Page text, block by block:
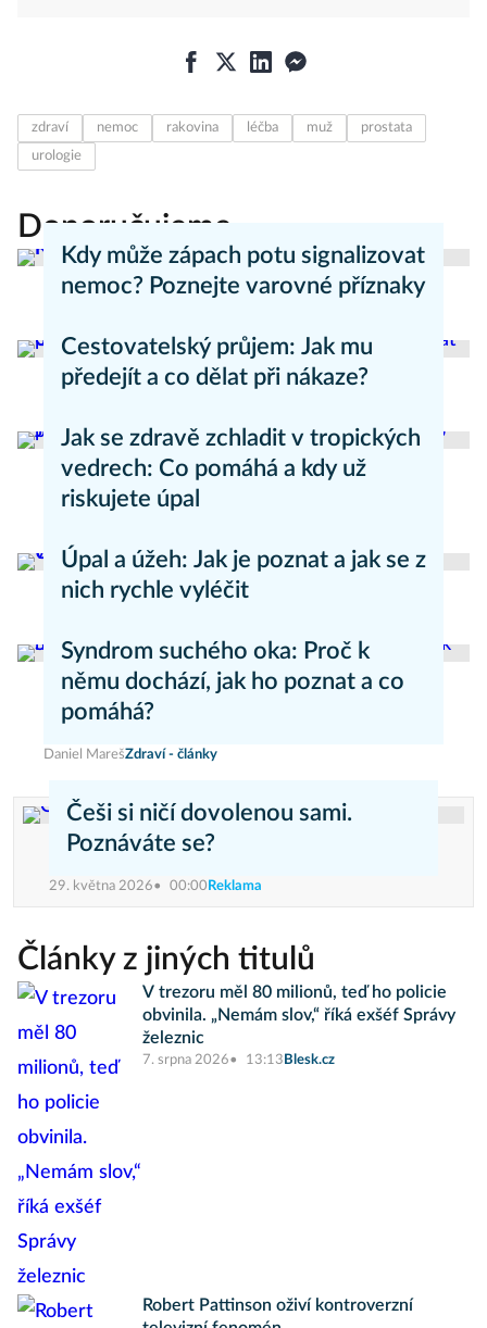
zdraví nemoc rakovina léčba muž
prostata
urologie
Doporučujeme
Kdy může zápach potu signalizovat
nemoc? Poznejte varovné příznaky
Cestovatelský průjem: Jak mu
předejít a co dělat při nákaze?
Jak se zdravě zchladit v tropických
vedrech: Co pomáhá a kdy už
riskujete úpal
Pavla Skurovcová
Úpal a úžeh: Jak je poznat a jak se z
nich rychle vyléčit
Syndrom suchého oka: Proč k
němu dochází, jak ho poznat a co
pomáhá?
Daniel MarešZdraví - články
Češi si ničí dovolenou sami.
Poznáváte se?
29. května 2026 00:00 Reklama
Články z jiných titulů
V trezoru měl 80 milionů, teď ho policie
obvinila. „Nemám slov,“ říká exšéf Správy
železnic
7. srpna 2026 13:13 Blesk.cz
Robert Pattinson oživí kontroverzní